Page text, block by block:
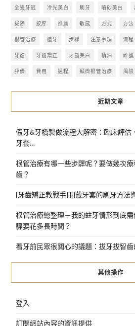
全瓷牙冠 冷光美白 刷牙 噴砂美白
拔除 按摩 推薦 敏感 方式 方法
根管治療 植牙 步驟 注意事項 流程
牙齒 牙齒矯正 牙齒美白 精油 維護
評價 費用 過程 顯微根管治療 風險
近期文章
假牙&牙橋製做流程大解密：臨床評估
牙套…
根管治療有哪一些步驟呢？要做幾次
齒？
[牙齒矯正教戰手冊]戴牙套的刷牙方法
根管治療總整理－我的蛀牙情形到底
驟要花多長時間？
看牙前民眾很關心的議題：拔牙拔智齒
其他操作
登入
訂閱網站內容的資訊提供